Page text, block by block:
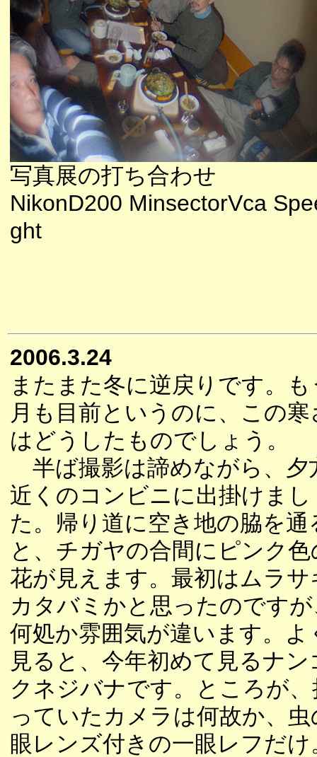
写真展の打ち合わせ
NikonD200 MinsectorVca
ght
2006.3.24
またまた冬に逆戻りです。も
月も目前というのに、この寒
はどうしたものでしょう。
半ば撮影は諦めながら、夕
近くのコンビニに出掛けまし
た。帰り道に空き地の脇を通
と、チガヤの合間にピンク色
花が見えます。最初はムラサ
カタバミかと思ったのです
何処か雰囲気が違います。よ
見ると、今年初めて見るナン
クネジバナです。ところが、
っていたカメラは何故か、虫
眼レンズ付きの一眼レフだけ